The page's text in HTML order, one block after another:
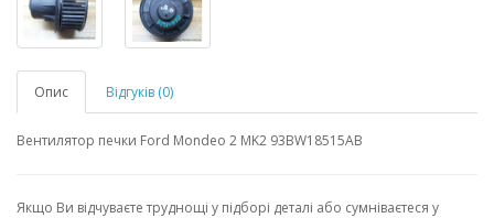
Опис Відгуків (0)
Вентилятор печки Ford Mondeo 2 MK2 93BW18515AB
Якщо Ви відчуваєте труднощі у підборі деталі або сумніваєтеся у